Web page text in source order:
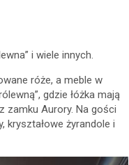
i wiele innych.
róże, a meble w
gdzie łóżka mają
zamku Aurory. Na gości
kryształowe żyrandole i